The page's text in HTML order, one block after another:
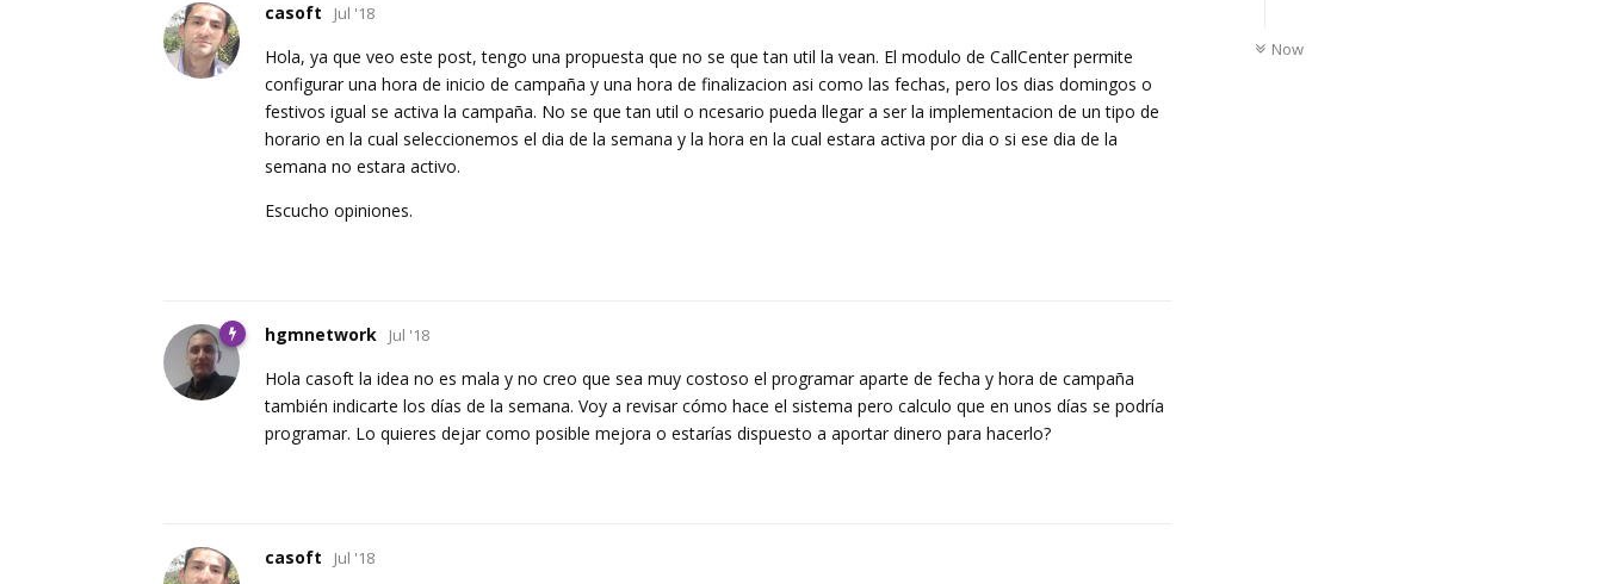
Now
casoft Jul '18
Hola, ya que veo este post, tengo una propuesta que no se que tan util la vean. El modulo de CallCenter permite
configurar una hora de inicio de campaña y una hora de finalizacion asi como las fechas, pero los dias domingos o
festivos igual se activa la campaña. No se que tan util o ncesario pueda llegar a ser la implementacion de un tipo de
horario en la cual seleccionemos el dia de la semana y la hora en la cual estara activa por dia o si ese dia de la
semana no estara activo.
Escucho opiniones.
hgmnetwork Jul '18
Hola casoft la idea no es mala y no creo que sea muy costoso el programar aparte de fecha y hora de campaña
también indicarte los días de la semana. Voy a revisar cómo hace el sistema pero calculo que en unos días se podría
programar. Lo quieres dejar como posible mejora o estarías dispuesto a aportar dinero para hacerlo?
casoft Jul '18